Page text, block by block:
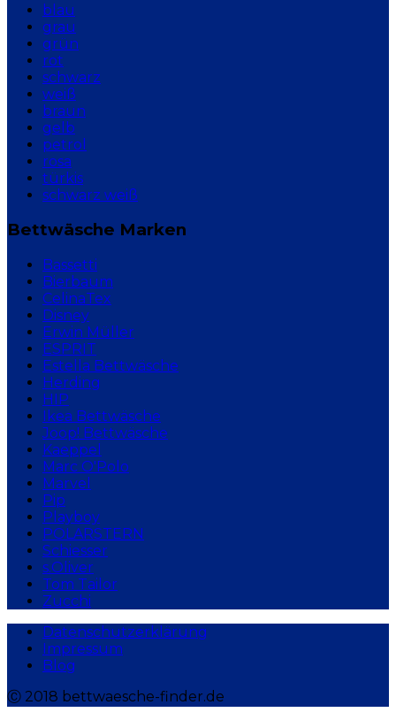
blau
grau
grün
rot
schwarz
weiß
braun
gelb
petrol
rosa
türkis
schwarz weiß
Bettwäsche Marken
Bassetti
Bierbaum
CelinaTex
Disney
Erwin Müller
ESPRIT
Estella Bettwäsche
Herding
HIP
Ikea Bettwäsche
Joop! Bettwäsche
Kaeppel
Marc O'Polo
Marvel
Pip
Playboy
POLARSTERN
Schiesser
s.Oliver
Tom Tailor
Zucchi
Datenschutzerklärung
Impressum
Blog
Ⓒ 2018 bettwaesche-finder.de